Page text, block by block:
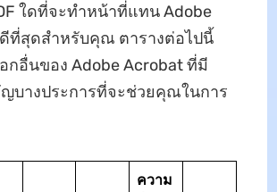
ใดที่จะทำหน้าที่แทน Adobe
ที่สุดสำหรับคุณ ตารางต่อไปนี้
กอื่นของ Adobe Acrobat ที่มี
บางประการที่จะช่วยคุณในการ
ความ